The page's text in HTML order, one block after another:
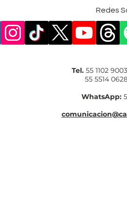
Redes
Tel.55 1102
55 5514 0628
WhatsApp: